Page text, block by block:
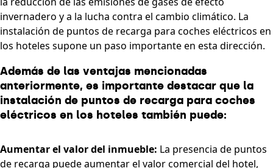
invernadero y a la lucha contra el cambio climático. La
instalación de puntos de recarga para coches eléctricos en
los hoteles supone un paso importante en esta dirección.
Además de las ventajas mencionadas
anteriormente, es importante destacar que la
instalación de puntos de recarga para coches
eléctricos en los hoteles también puede:
Aumentar el valor del inmueble: La presencia de puntos
de recarga puede aumentar el valor comercial del hotel,